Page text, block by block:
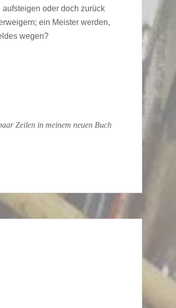
oder doch zurück
ein Meister werden,
wegen?
Zeilen in meinem neuen Buch